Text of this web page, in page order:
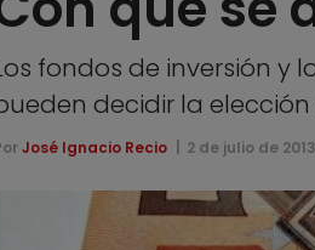
fondos de inversión y
decidir la
José Ignacio Recio 2 de julio de 2013